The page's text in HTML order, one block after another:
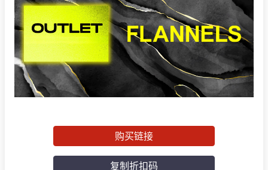
购买链接
复制折扣码